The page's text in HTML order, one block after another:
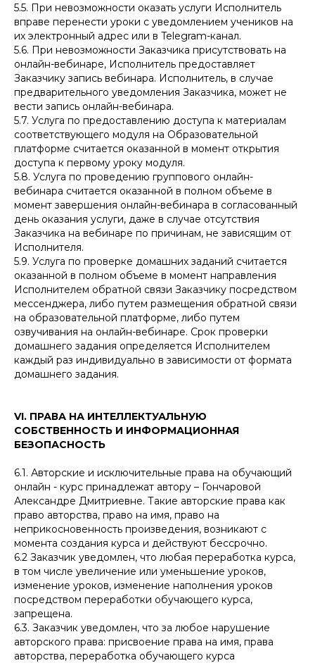
5.5. При невозможности оказать услуги Исполнитель
вправе перенести уроки с уведомлением учеников на
их электронный адрес или в Telegram-канал.
5.6. При невозможности Заказчика присутствовать на
онлайн-вебинаре, Исполнитель предоставляет
Заказчику запись вебинара. Исполнитель, в случае
предварительного уведомления Заказчика, может не
вести запись онлайн-вебинара.
5.7. Услуга по предоставлению доступа к материалам
соответствующего модуля на Образовательной
платформе считается оказанной в момент открытия
доступа к первому уроку модуля.
5.8. Услуга по проведению группового онлайн-
вебинара считается оказанной в полном объеме в
момент завершения онлайн-вебинара в согласованный
день оказания услуги, даже в случае отсутствия
Заказчика на вебинаре по причинам, не зависящим от
Исполнителя.
5.9. Услуга по проверке домашних заданий считается
оказанной в полном объеме в момент направления
Исполнителем обратной связи Заказчику посредством
мессенджера, либо путем размещения обратной связи
на образовательной платформе, либо путем
озвучивания на онлайн-вебинаре. Срок проверки
домашнего задания определяется Исполнителем
каждый раз индивидуально в зависимости от формата
домашнего задания.
VI. ПРАВА НА ИНТЕЛЛЕКТУАЛЬНУЮ
СОБСТВЕННОСТЬ И ИНФОРМАЦИОННАЯ
БЕЗОПАСНОСТЬ
6.1. Авторские и исключительные права на обучающий
онлайн - курс принадлежат автору – Гончаровой
Александре Дмитриевне. Такие авторские права как
право авторства, право на имя, право на
неприкосновенность произведения, возникают с
момента создания курса и действуют бессрочно.
6.2 Заказчик уведомлен, что любая переработка курса,
в том числе увеличение или уменьшение уроков,
изменение уроков, изменение наполнения уроков
посредством переработки обучающего курса,
запрещена.
6.3. Заказчик уведомлен, что за любое нарушение
авторского права: присвоение права на имя, права
авторства, переработка обучающего курса